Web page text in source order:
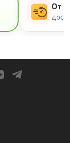
От